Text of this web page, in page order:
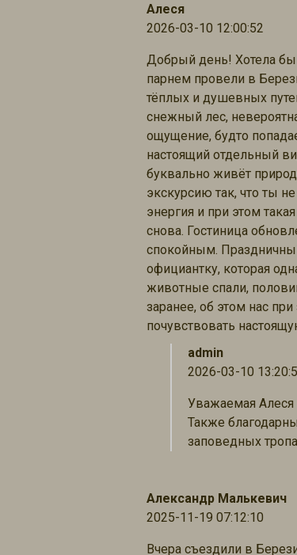
Алеся
2026-03-10 12:00:52
Добрый день! Хотела
парнем провели в
тёплых и душевных
снежный лес,
ощущение, будто
настоящий отдельный
буквально живёт
экскурсию так, что ты
энергия и при этом
снова. Гостиница
спокойным.
официантку, которая
животные спали,
заранее, об этом нас
почувствовать
admin
2026-03-10
Уважаемая Алеся
Также
заповедных
Александр Малькевич
2025-11-19 07:12:10
Вчера съездили в